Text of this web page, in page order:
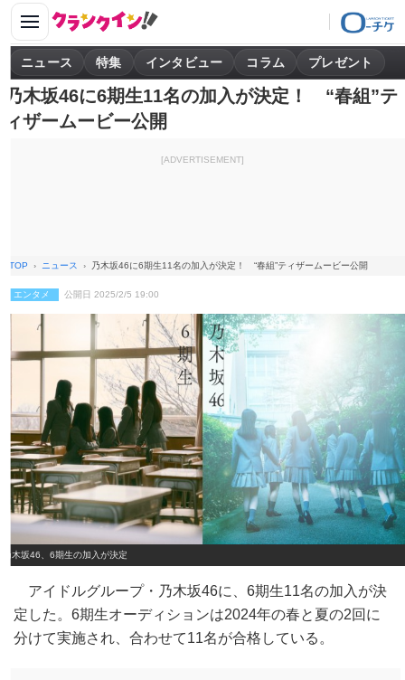
ニュース 特集 インタビュー コラム プレゼント
乃木坂46に6期生11名の加入が決定！ “春組”テ
ィザームービー公開
[ADVERTISEMENT]
TOP ニュース 乃木坂46に6期生11名の加入が決定！ “春組”ティザームービー公開
エンタメ 公開日 2025/2/5 19:00
乃木坂46、6期生の加入が決定
アイドルグループ・乃木坂46に、6期生11名の加入が決
定した。6期生オーディションは2024年の春と夏の2回に
分けて実施され、合わせて11名が合格している。